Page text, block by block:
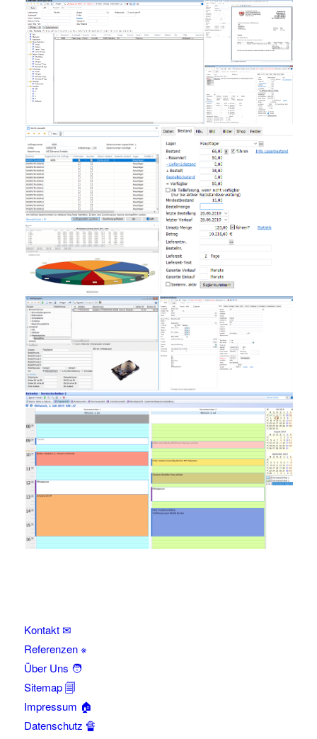
Kontakt ✉
Referenzen ※
Über Uns 🧑
Sitemap 🗐
Impressum 🏠
Datenschutz 🔏